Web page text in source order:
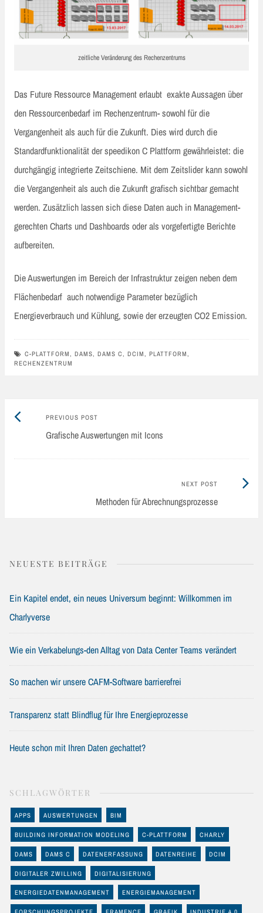
zeitliche Veränderung des Rechenzentrums
Das Future Ressource Management erlaubt exakte Aussagen über
den Ressourcenbedarf im Rechenzentrum- sowohl für die
Vergangenheit als auch für die Zukunft. Dies wird durch die
Standardfunktionalität der speedikon C Plattform gewährleistet: die
durchgängig integrierte Zeitschiene. Mit dem Zeitslider kann sowohl
die Vergangenheit als auch die Zukunft grafisch sichtbar gemacht
werden. Zusätzlich lassen sich diese Daten auch in Management-
gerechten Charts und Dashboards oder als vorgefertigte Berichte
aufbereiten.
Die Auswertungen im Bereich der Infrastruktur zeigen neben dem
Flächenbedarf auch notwendige Parameter bezüglich
Energieverbrauch und Kühlung, sowie der erzeugten CO2 Emission.
C-PLATTFORM, DAMS, DAMS C, DCIM, PLATTFORM,
RECHENZENTRUM
Post
navigation
PREVIOUS POSTPrevious
post:
Grafische Auswertungen mit Icons
NEXT POST
Methoden für Abrechnungsprozesse
NEUESTE BEITRÄGE
Ein Kapitel endet, ein neues Universum beginnt: Willkommen im
Charlyverse
Wie ein Verkabelungs-den Alltag von Data Center Teams verändert
So machen wir unsere CAFM-Software barrierefrei
Transparenz statt Blindflug für Ihre Energieprozesse
Heute schon mit Ihren Daten gechattet?
SCHLAGWÖRTER
APPS AUSWERTUNGEN BIM
BUILDING INFORMATION MODELING C-PLATTFORM CHARLY
DAMS DAMS C DATENERFASSUNG DATENREIHE DCIM
DIGITALER ZWILLING DIGITALISIERUNG
ENERGIEDATENMANAGEMENT ENERGIEMANAGEMENT